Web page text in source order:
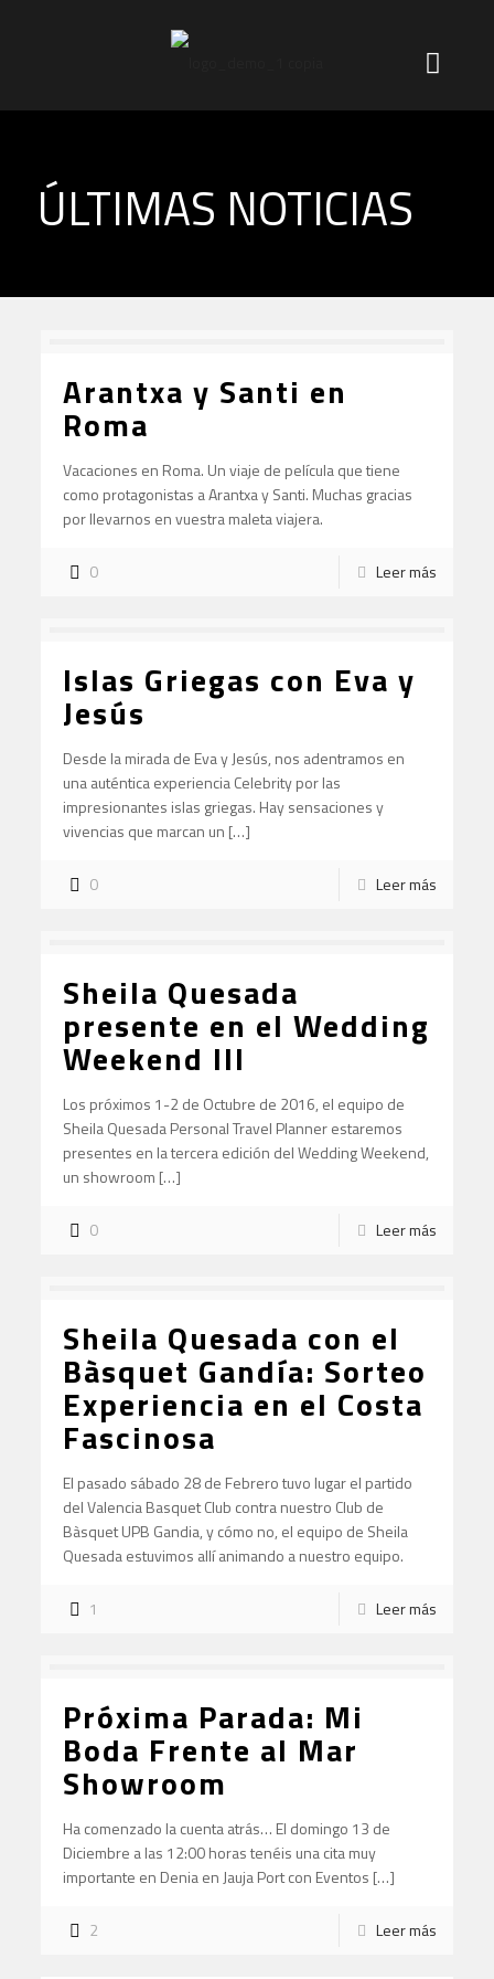
ÚLTIMAS NOTICIAS
Arantxa y Santi en
Roma
Vacaciones en Roma. Un viaje de película que tiene
como protagonistas a Arantxa y Santi. Muchas gracias
por llevarnos en vuestra maleta viajera.
0 Leer más
Islas Griegas con Eva y
Jesús
Desde la mirada de Eva y Jesús, nos adentramos en
una auténtica experiencia Celebrity por las
impresionantes islas griegas. Hay sensaciones y
vivencias que marcan un […]
0 Leer más
Sheila Quesada
presente en el Wedding
Weekend III
Los próximos 1-2 de Octubre de 2016, el equipo de
Sheila Quesada Personal Travel Planner estaremos
presentes en la tercera edición del Wedding Weekend,
un showroom […]
0 Leer más
Sheila Quesada con el
Bàsquet Gandía: Sorteo
Experiencia en el Costa
Fascinosa
El pasado sábado 28 de Febrero tuvo lugar el partido
del Valencia Basquet Club contra nuestro Club de
Bàsquet UPB Gandia, y cómo no, el equipo de Sheila
Quesada estuvimos allí animando a nuestro equipo.
1 Leer más
Próxima Parada: Mi
Boda Frente al Mar
Showroom
Ha comenzado la cuenta atrás… El domingo 13 de
Diciembre a las 12:00 horas tenéis una cita muy
importante en Denia en Jauja Port con Eventos […]
2 Leer más